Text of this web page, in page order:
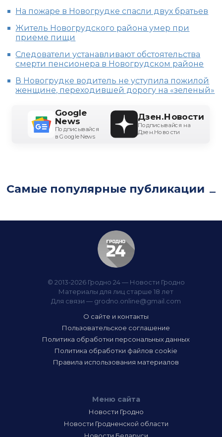
На пожаре в Новогрудке спасли двух братьев
Житель Новогрудского района умер при
приеме пищи
Следователи устанавливают обстоятельства
смерти пенсионера в Новогрудском районе
В Новогрудке водитель не уступила пожилой
женщине, переходившей дорогу на «зеленый»
Google
News
Подписывайся
в Google News
Дзен.Новости
Подписывайся на
Дзен.Новости
Самые популярные публикации
© 2013-2026 Гродно 24 — Новости Гродно
Материалы для лиц старше 18 лет
Для связи — grodno.online@gmail.com
О сайте и контакты
Пользовательское соглашение
Политика обработки персональных данных
Политика обработки файлов cookie
Правила использования материалов
Меню сайта
Новости Гродно
Новости Гродненской области